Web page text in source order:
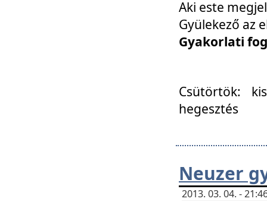
Aki este
Gyülekező az
Gyakorlati
Csütörtök:
hegesztés
Neuzer
2013. 03. 04. -